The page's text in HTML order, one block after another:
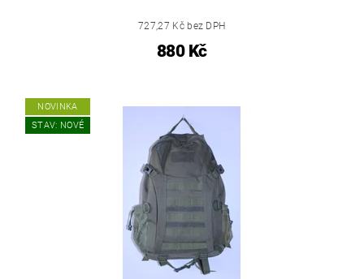
727,27 Kč bez DPH
880 Kč
NOVINKA
STAV: NOVÉ